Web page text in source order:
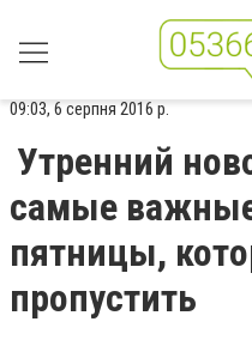
09:03, 6 серпня 2016 р.
Утренний
самые
пятницы,
пропустить